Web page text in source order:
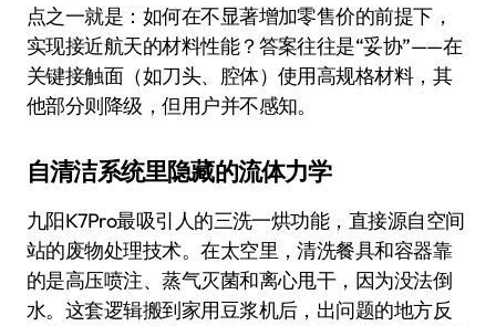
点之一就是：如何在不显著增加零售价的前提下，
实现接近航天的材料性能？答案往往是“妥协”——在
关键接触面（如刀头、腔体）使用高规格材料，其
他部分则降级，但用户并不感知。
自清洁系统里隐藏的流体力学
九阳K7Pro最吸引人的三洗一烘功能，直接源自空间
站的废物处理技术。在太空里，清洗餐具和容器靠
的是高压喷注、蒸气灭菌和离心甩干，因为没法倒
水。这套逻辑搬到家用豆浆机后，出问题的地方反